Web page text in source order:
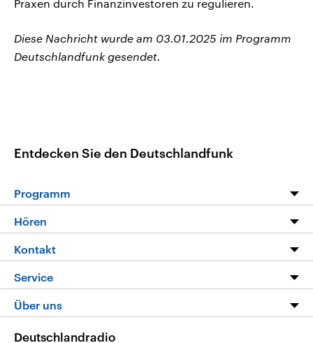
Praxen durch Finanzinvestoren zu regulieren.
Diese Nachricht wurde am 03.01.2025 im Programm
Deutschlandfunk gesendet.
Entdecken Sie den Deutschlandfunk
Programm
Programm
Die Nachrichten
Nachrichtenleicht
Neue Beiträge auf dlf.de
Hören
Livestream
Podcasts
Deutschlandfunk App
Nachrichten App
Kontakt
Hörerservice
Service
FAQ
Über uns
Deutschlandradio